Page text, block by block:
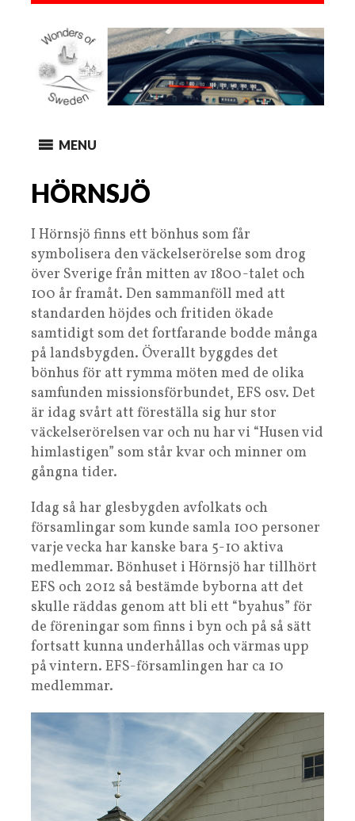
MENU
HÖRNSJÖ
I Hörnsjö finns ett bönhus som får
symbolisera den väckelserörelse som drog
över Sverige från mitten av 1800-talet och
100 år framåt. Den sammanföll med att
standarden höjdes och fritiden ökade
samtidigt som det fortfarande bodde många
på landsbygden. Överallt byggdes det
bönhus för att rymma möten med de olika
samfunden missionsförbundet, EFS osv. Det
är idag svårt att föreställa sig hur stor
väckelserörelsen var och nu har vi “Husen vid
himlastigen” som står kvar och minner om
gångna tider.
Idag så har glesbygden avfolkats och
församlingar som kunde samla 100 personer
varje vecka har kanske bara 5-10 aktiva
medlemmar. Bönhuset i Hörnsjö har tillhört
EFS och 2012 så bestämde byborna att det
skulle räddas genom att bli ett “byahus” för
de föreningar som finns i byn och på så sätt
fortsatt kunna underhållas och värmas upp
på vintern. EFS-församlingen har ca 10
medlemmar.